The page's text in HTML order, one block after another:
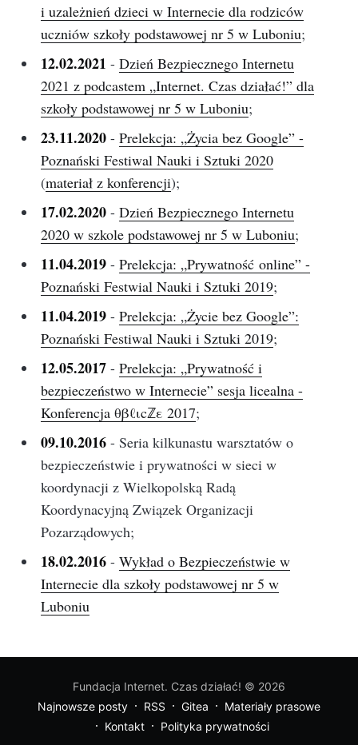
i uzależnień dzieci w Internecie dla rodziców
uczniów szkoły podstawowej nr 5 w Luboniu;
12.02.2021 -Dzień Bezpiecznego Internetu
2021 z podcastem „Internet. Czas działać!” dla
szkoły podstawowej nr 5 w Luboniu;
23.11.2020 -Prelekcja: „Życia bez Google” -
Poznański Festiwal Nauki i Sztuki 2020
(materiał z konferencji);
17.02.2020 -Dzień Bezpiecznego Internetu
2020 w szkole podstawowej nr 5 w Luboniu;
11.04.2019 -Prelekcja: „Prywatność online” -
Poznański Festwial Nauki i Sztuki 2019;
11.04.2019 -Prelekcja: „Życie bez Google”:
Poznański Festiwal Nauki i Sztuki 2019;
12.05.2017 -Prelekcja: „Prywatność i
bezpieczeństwo w Internecie” sesja licealna -
Konferencja θβℓιcℤε 2017;
09.10.2016 - Seria kilkunastu warsztatów o
bezpieczeństwie i prywatności w sieci w
koordynacji z Wielkopolską Radą
Koordynacyjną Związek Organizacji
Pozarządowych;
18.02.2016 -Wykład o Bezpieczeństwie w
Internecie dla szkoły podstawowej nr 5 w
Luboniu
Fundacja Internet. Czas działać! © 2026
Najnowsze posty
RSS Gitea
Materiały prasowe
Kontakt
Polityka prywatności